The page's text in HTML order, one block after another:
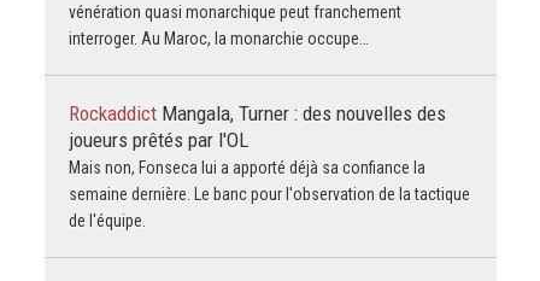
vénération quasi monarchique peut franchement
interroger. Au Maroc, la monarchie occupe…
Rockaddict Mangala, Turner : des nouvelles des
joueurs prêtés par l'OL
Mais non, Fonseca lui a apporté déjà sa confiance la
semaine dernière. Le banc pour l'observation de la tactique
de l'équipe.